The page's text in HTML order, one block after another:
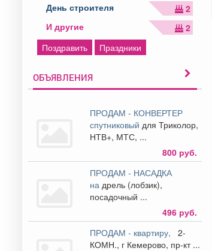
День строителя
2
И другие
2
Поздравить
Праздники
ОБЪЯВЛЕНИЯ
ПРОДАМ - КОНВЕРТЕР
спутниковый для Триколор,
НТВ+, МТС, ...
800 руб.
ПРОДАМ - НАСАДКА
на дрель (лобзик),
посадочный ...
496 руб.
ПРОДАМ - квартиру,
2-
КОМН., г Кемерово, пр-кт ...